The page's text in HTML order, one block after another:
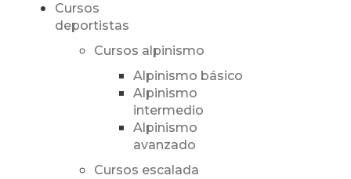
Cursos
deportistas
Cursos alpinismo
Alpinismo básico
Alpinismo
intermedio
Alpinismo
avanzado
Cursos escalada